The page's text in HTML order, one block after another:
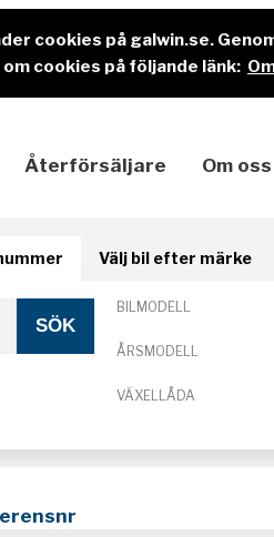
cookies på galwin.se.
om cookies på följande länk:
Återförsäljare Om oss
Välj bil efter märke
BILMODELL
ÅRSMODELL
VÄXELLÅDA